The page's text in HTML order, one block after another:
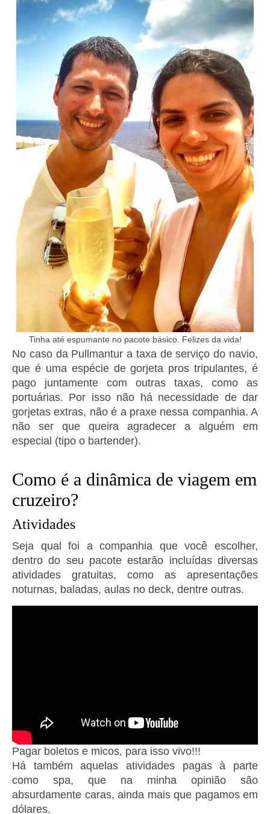
Tinha até espumante no pacote básico. Felizes da vida!
No caso da Pullmantur a taxa de serviço do navio,
que é uma espécie de gorjeta pros tripulantes, é
pago juntamente com outras taxas, como as
portuárias. Por isso não há necessidade de dar
gorjetas extras, não é a praxe nessa companhia. A
não ser que queira agradecer a alguém em
especial (tipo o bartender).
Como é a dinâmica de viagem em
cruzeiro?
Atividades
Seja qual foi a companhia que você escolher,
dentro do seu pacote estarão incluídas diversas
atividades gratuitas, como as apresentações
noturnas, baladas, aulas no deck, dentre outras.
Pagar boletos e micos, para isso vivo!!!
Há também aquelas atividades pagas à parte
como spa, que na minha opinião são
absurdamente caras, ainda mais que pagamos em
dólares.